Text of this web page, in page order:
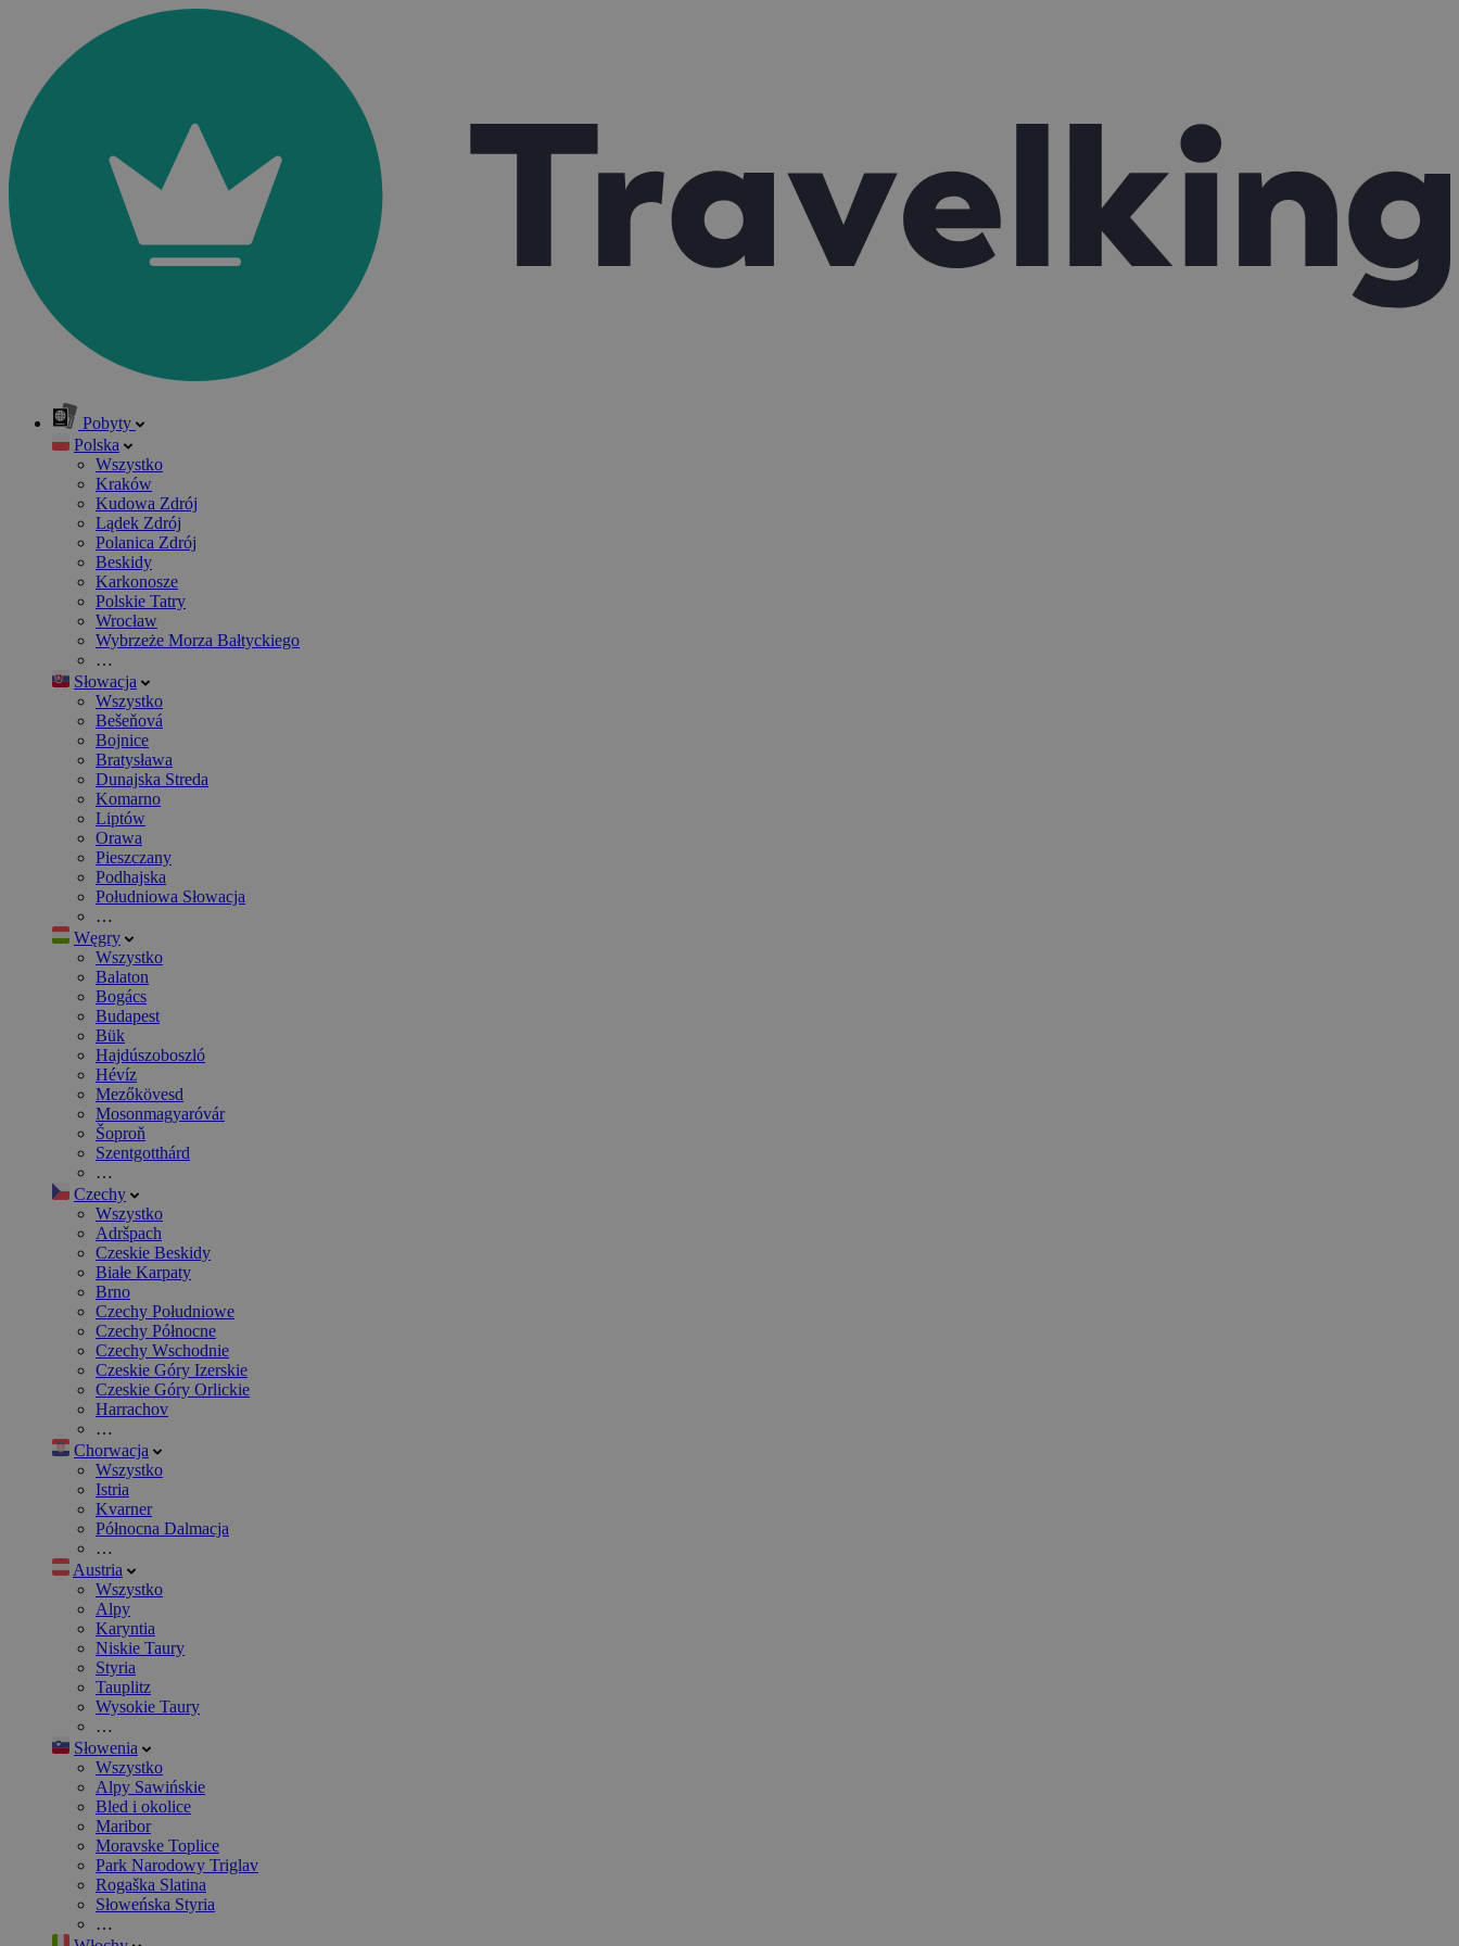
Pobyty
Polska
Wszystko
Kraków
Kudowa Zdrój
Lądek Zdrój
Polanica Zdrój
Beskidy
Karkonosze
Polskie Tatry
Wrocław
Wybrzeże Morza Bałtyckiego
…
Słowacja
Wszystko
Bešeňová
Bojnice
Bratysława
Dunajska Streda
Komarno
Liptów
Orawa
Pieszczany
Podhajska
Południowa Słowacja
…
Węgry
Wszystko
Balaton
Bogács
Budapest
Bük
Hajdúszoboszló
Hévíz
Mezőkövesd
Mosonmagyaróvár
Šoproň
Szentgotthárd
…
Czechy
Wszystko
Adršpach
Czeskie Beskidy
Białe Karpaty
Brno
Czechy Południowe
Czechy Północne
Czechy Wschodnie
Czeskie Góry Izerskie
Czeskie Góry Orlickie
Harrachov
…
Chorwacja
Wszystko
Istria
Kvarner
Północna Dalmacja
…
Austria
Wszystko
Alpy
Karyntia
Niskie Taury
Styria
Tauplitz
Wysokie Taury
…
Słowenia
Wszystko
Alpy Sawińskie
Bled i okolice
Maribor
Moravske Toplice
Park Narodowy Triglav
Rogaška Slatina
Słoweńska Styria
…